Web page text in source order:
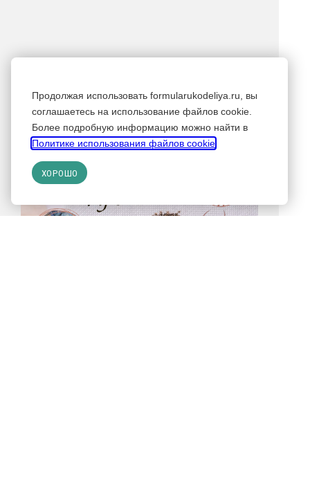
Продолжая использовать formularukodeliya.ru, вы
соглашаетесь на использование файлов cookie.
Более подробную информацию можно найти в
Политике использования файлов cookie
ХОРОШО